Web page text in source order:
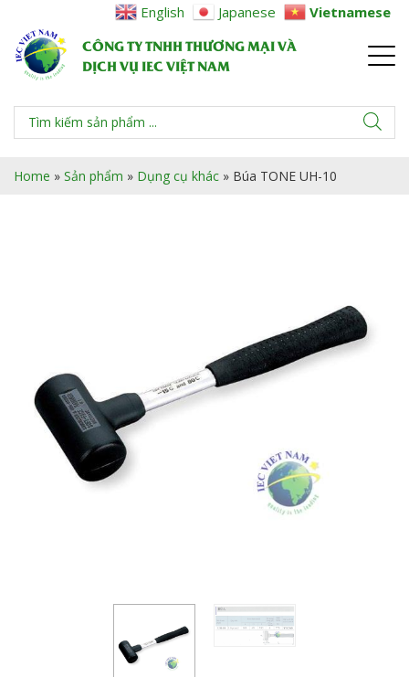
CÔNG TY TNHH THƯƠNG MẠI VÀ
DỊCH VỤ IEC VIỆT NAM
Home » Sản phẩm » Dụng cụ khác » Búa TONE UH-10
English Japanese Vietnamese